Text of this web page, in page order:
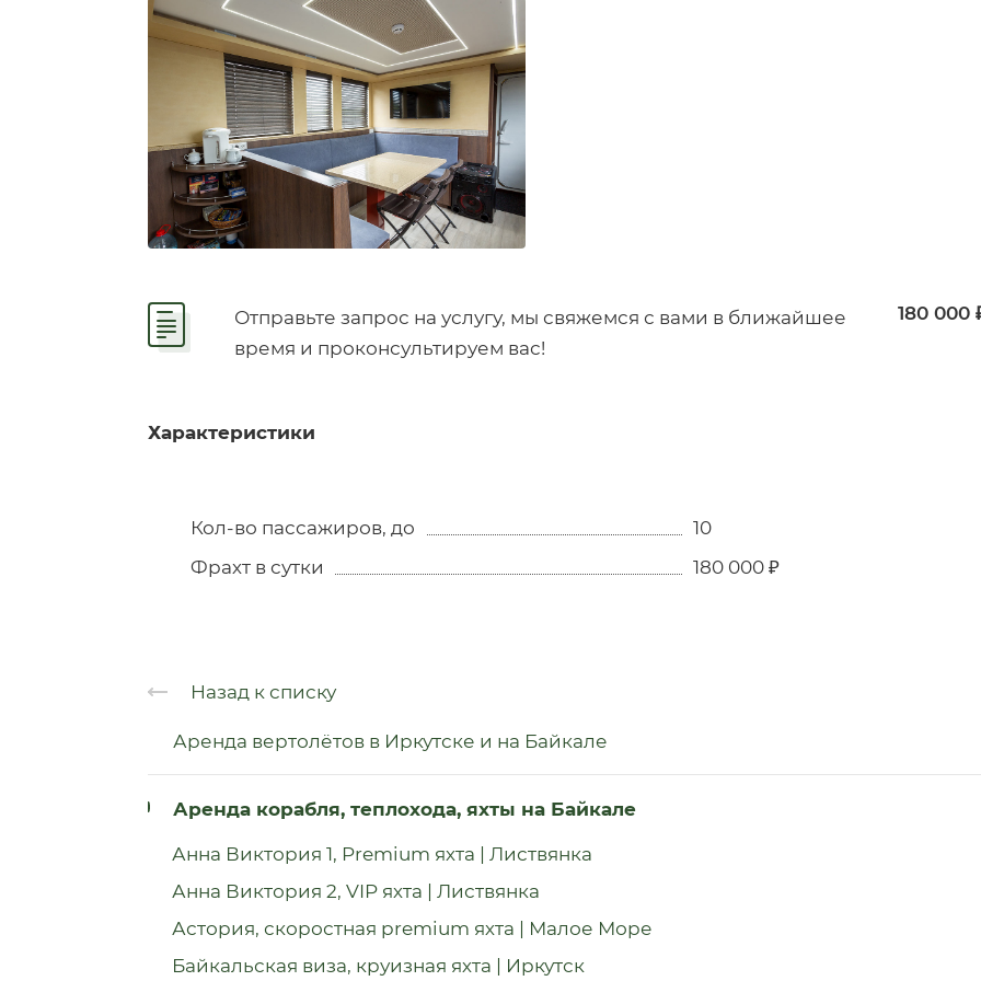
Отправьте запрос на услугу, мы свяжемся с вами в ближайшее
время и проконсультируем вас!
180 000
Характеристики
Кол-во пассажиров, до
10
Фрахт в сутки
180 000 ₽
Назад к списку
Аренда вертолётов в Иркутске и на Байкале
Аренда корабля, теплохода, яхты на Байкале
Анна Виктория 1, Premium яхта | Листвянка
Анна Виктория 2, VIP яхта | Листвянка
Астория, скоростная premium яхта | Малое Море
Байкальская виза, круизная яхта | Иркутск